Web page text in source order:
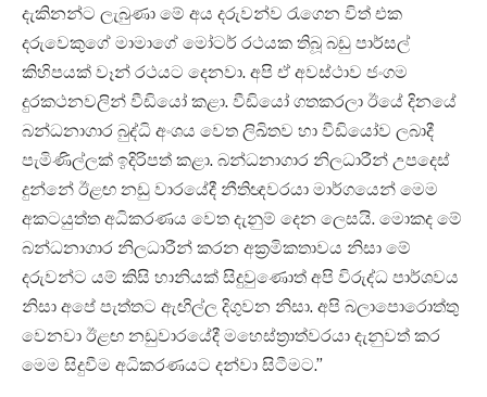
දැකිනන්ට ලැබුණා මේ අය දරුවන්ව රැගෙන විත් එක
දරුවෙකුගේ මාමාගේ මෝටර් රථයක තිබූ බඩු පාර්සල්
කිහිපයක් වෑන් රථයට දෙනවා. අපි ඒ අවස්ථාව ජංගම
දුරකථනවලින් වීඩියෝ කළා. වීඩියෝ ගතකරලා ඊයේ දිනයේ
බන්ධනාගාර බුද්ධි අංශය වෙත ලිඛිතව හා වීඩියෝව ලබාදී
පැමිණිල්ලක් ඉදිරිපත් කළා. බන්ධනාගාර නිලධාරීන් උපදෙස්
දුන්නේ ඊළඟ නඩු වාරයේදී නීතිඥවරයා මාර්ගයෙන් මෙම
අකටයුත්ත අධිකරණය වෙත දැනුම් දෙන ලෙසයි. මොකද මේ
බන්ධනාගාර නිලධාරීන් කරන අක්‍රමිකතාවය නිසා මේ
දරුවන්ට යම් කිසි හානියක් සිදුවුණොත් අපි විරුද්ධ පාර්ශවය
නිසා අපේ පැත්තට ඇඟිල්ල දිගුවන නිසා. අපි බලාපොරොත්තු
වෙනවා ඊළඟ නඩුවාරයේදී මහෙස්ත්‍රාත්වරයා දැනුවත් කර
මෙම සිදුවීම අධිකරණයට දන්වා සිටීමට.”